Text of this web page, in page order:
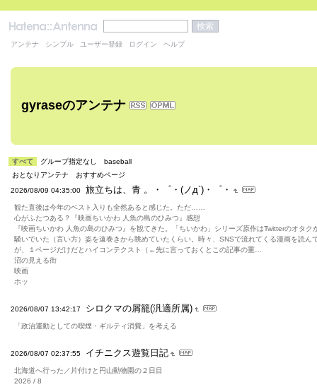
アンテナ シンプル ユーザー登録 ログイン ヘルプ
gyraseのアンテナ
すべて グループ指定なし
baseball
おとなりアンテナ
おすすめページ
2026/08/09 04:35:00
旅立ちは、青 。・゜・(ノд`)・゜・
観た直後は今年のベスト入りも全然あると感じた。ただ……
心がふたつある？『映画ちいかわ 人魚の島のひみつ』感想
『映画ちいかわ 人魚の島のひみつ』を観てきた。「ちいかわ」シリーズ原作はTwitterのオタク
騒いでいた（言い方）姿を遠巻きから眺めていたくらい。時々、SNSで流れてくる漫画を読ん
が、１ページだけだとハイコンテクスト（←先に言っておくとこの記事の重…
沼の見える街
映画
ホッ
2026/08/07 13:42:17 シロクマの屑籠(汎適所属)
「政治運動としての喫煙・ギルティ消費」を考える
2026/08/07 02:37:55 イチニクス遊覧日記
北海道へ行った／片付けと円山動物園の２日目
2026 / 8